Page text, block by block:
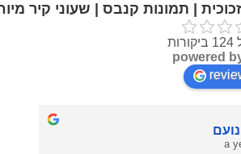
| תמונות קנבס | שעוני קיר
powered
a